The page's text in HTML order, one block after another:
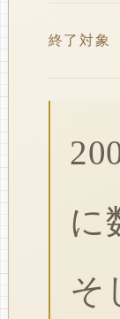
終了対象
に
そ